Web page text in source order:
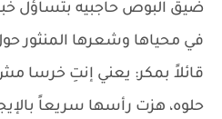
ضيق البوص حاجبيه بتساؤل
في محياها وشعرها المنثور
قائلاً بمكر: يعني إنتِ خرسا
حلوه، هزت رأسها سريعاً